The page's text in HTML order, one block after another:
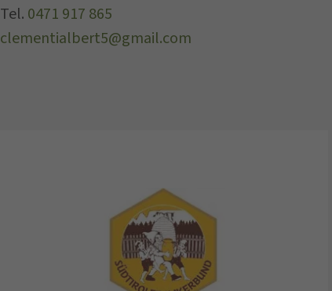
Tel. 0471 917 865
clementialbert5@gmail.com